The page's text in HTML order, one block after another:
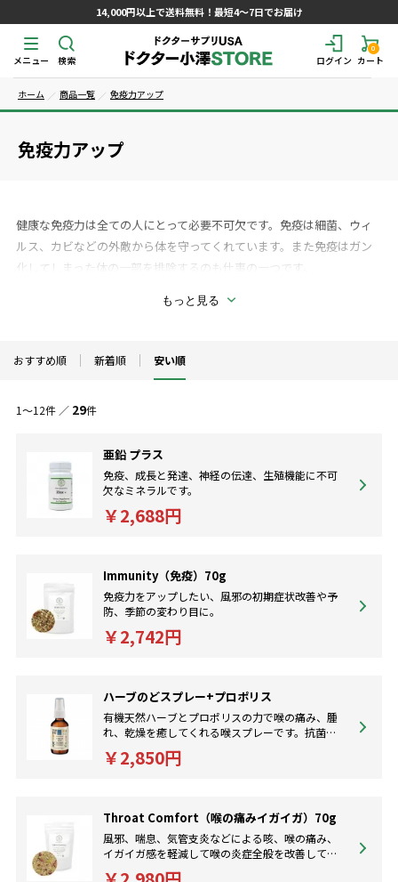
14,000円以上で送料無料！最短4～7日でお届け
ログイン
0
カート
検索
メニュー
ホーム 商品一覧 免疫力アップ
免疫力アップ
健康な免疫力は全ての人にとって必要不可欠です。免疫は細菌、ウィ
ルス、カビなどの外敵から体を守ってくれています。また免疫はガン
化してしまった体の一部を排除するのも仕事の一つです。
免疫力をアップさせるには総合的にアプローチする必要があります。
力をアップさせるには基礎代謝を高めることも重要です。白血球は免
疫力の要で病原菌やがん細胞に攻撃を与えるのが働きです。白血球を
増やしたり白血球の効率を高めるにはハーブやビタミン、ミネラルを
もっと見る
おすすめ順 新着順 安い順
1～12件 ／ 29件
亜鉛 プラス
免疫、成長と発達、神経の伝達、生殖機能に不可
欠なミネラルです。
￥2,688円
Immunity（免疫）70g
免疫力をアップしたい、風邪の初期症状改善や予
防、季節の変わり目に。
￥2,742円
ハーブのどスプレー+プロポリス
有機天然ハーブとプロポリスの力で喉の痛み、腫
れ、乾燥を癒してくれる喉スプレーです。抗菌、
免疫アップに。
￥2,850円
Throat Comfort（喉の痛みイガイガ）70g
風邪、喘息、気管支炎などによる咳、喉の痛み、
イガイガ感を軽減して喉の炎症全般を改善してく
れます。免疫効果をアップさせて風邪の早い回復